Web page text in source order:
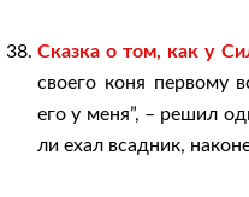
Сказка о том, как у
своего коня первому
его у меня”, – решил
ли ехал всадник,